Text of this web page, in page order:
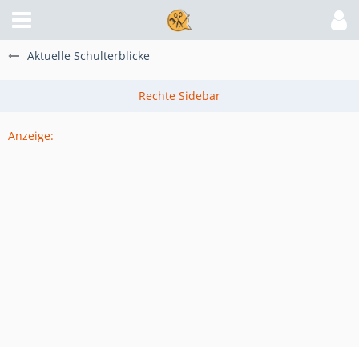
Aktuelle Schulterblicke
Anzeige: